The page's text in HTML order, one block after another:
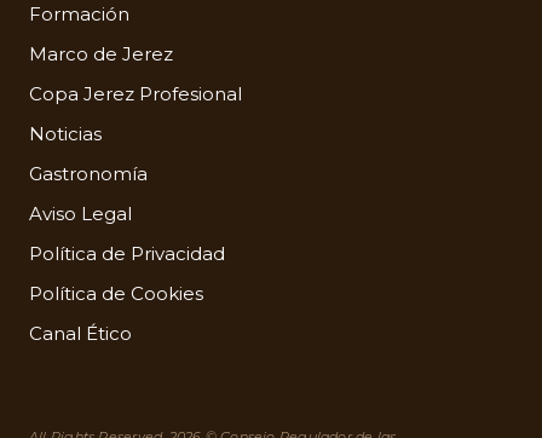
Formación
Marco de Jerez
Copa Jerez Profesional
Noticias
Gastronomía
Aviso Legal
Política de Privacidad
Política de Cookies
Canal Ético